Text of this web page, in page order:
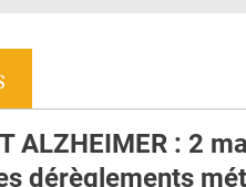
ALZHEIMER : 2
dérèglements